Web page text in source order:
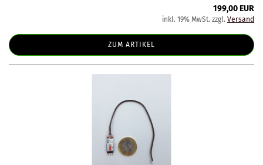
199,00 EUR
inkl. 19% MwSt. zzgl. Versand
ZUM ARTIKEL